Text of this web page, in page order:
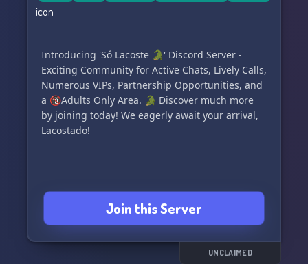
- Weekly events that will keep you on your toes
Don't miss out on the fun!
Join us now and become part of a growing
community who shares your interests!
愛 T D T
Introducing 'Só Lacoste 🐊' Discord Server -
Exciting Community for Active Chats, Lively Calls,
Numerous VIPs, Partnership Opportunities, and
a 🔞Adults Only Area. 🐊 Discover much more
by joining today! We eagerly await your arrival,
Lacostado!
Join this Server
UNCLAIMED